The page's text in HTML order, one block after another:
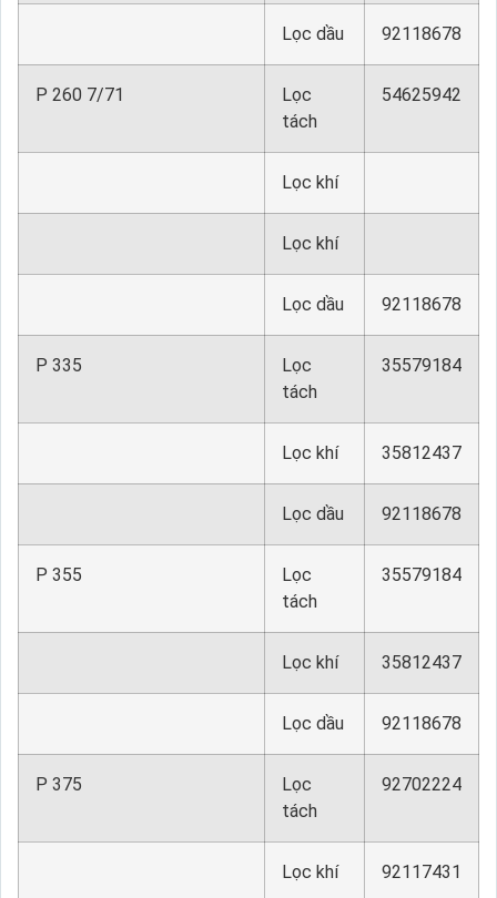
Lọc dầu 92118678
P 260 7/71
Lọc
tách
54625942
Lọc khí
Lọc khí
Lọc dầu 92118678
P 335
Lọc
tách
35579184
Lọc khí 35812437
Lọc dầu 92118678
P 355
Lọc
tách
35579184
Lọc khí 35812437
Lọc dầu 92118678
P 375
Lọc
tách
92702224
Lọc khí 92117431